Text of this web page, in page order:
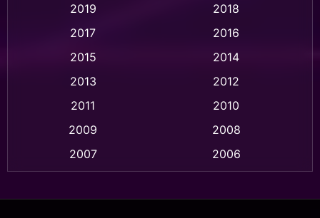
Animation แอนิเมชั่น (1)
Based on a True Story เรื่องจริง(36)
2019
2018
2017
2016
2015
2014
2013
2012
2011
2010
2009
2008
2007
2006
2003
2002